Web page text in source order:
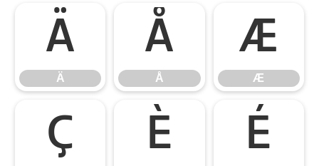
Ä
Ä
Å
Å
Æ
Æ
Ç È É